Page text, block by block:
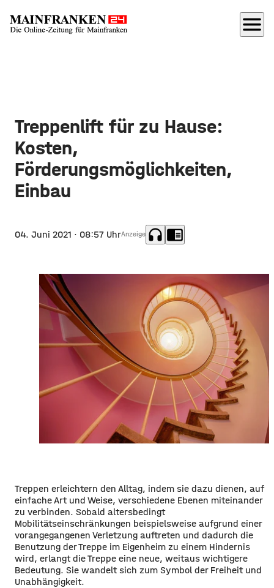
menu
Treppenlift für zu Hause:
Kosten,
Förderungsmöglichkeiten,
Einbau
04. Juni 2021 · 08:57 UhrAnzeige headphones chrome_reader_mode
Treppen erleichtern den Alltag, indem sie dazu dienen, auf
einfache Art und Weise, verschiedene Ebenen miteinander
zu verbinden. Sobald altersbedingt
Mobilitätseinschränkungen beispielsweise aufgrund einer
vorangegangenen Verletzung auftreten und dadurch die
Benutzung der Treppe im Eigenheim zu einem Hindernis
wird, erlangt die Treppe eine neue, weitaus wichtigere
Bedeutung. Sie wandelt sich zum Symbol der Freiheit und
Unabhängigkeit.